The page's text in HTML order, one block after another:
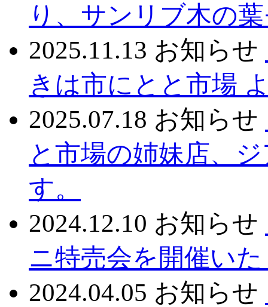
り、サンリブ木の
2025.11.13 お知らせ
きは市にとと市場
2025.07.18 お知らせ
と市場の姉妹店、
す。
2024.12.10 お知らせ
ニ特売会を開催い
2024.04.05 お知らせ